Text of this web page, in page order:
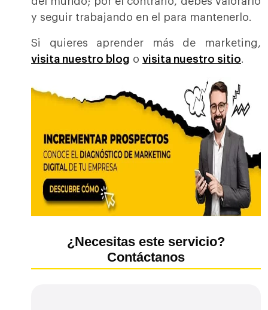
y seguir trabajando en el para mantenerlo.
Si quieres aprender más de marketing,
visita nuestro blog o visita nuestro sitio.
¿Necesitas este servicio?
Contáctanos